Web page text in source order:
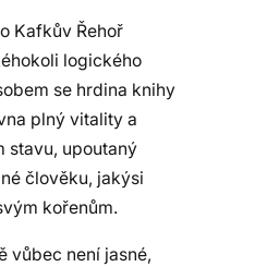
Kafkův Řehoř
logického
se hrdina knihy
plný vitality a
stavu, upoutaný
člověku, jakýsi
kořenům.
vůbec není jasné,